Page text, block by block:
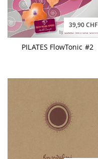
39,90 CHF
PILATES FlowTonic #2